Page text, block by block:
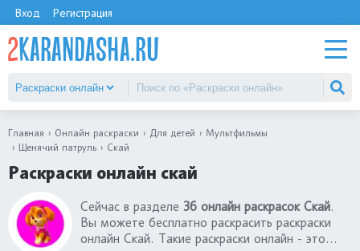
Вход Регистрация
Главная Онлайн раскраски Для детей
Мультфильмы
Щенячий патруль
Скай
Раскраски онлайн скай
Сейчас в разделе 36 онлайн раскрасок Скай.
Вы можете бесплатно раскрасить раскраски
онлайн Скай. Такие раскраски онлайн - это